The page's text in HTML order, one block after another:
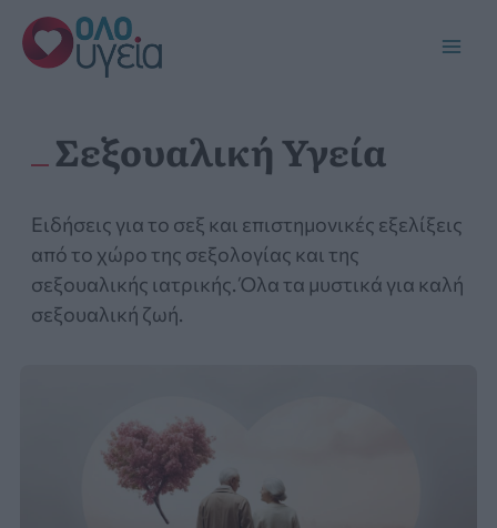
Μετάβαση
στο
περιεχόμενο
Σεξουαλική Υγεία
Ειδήσεις για το σεξ και επιστημονικές εξελίξεις
από το χώρο της σεξολογίας και της
σεξουαλικής ιατρικής. Όλα τα μυστικά για καλή
σεξουαλική ζωή.